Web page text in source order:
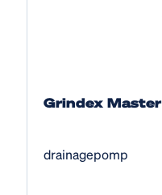
Grindex Master
drainagepomp